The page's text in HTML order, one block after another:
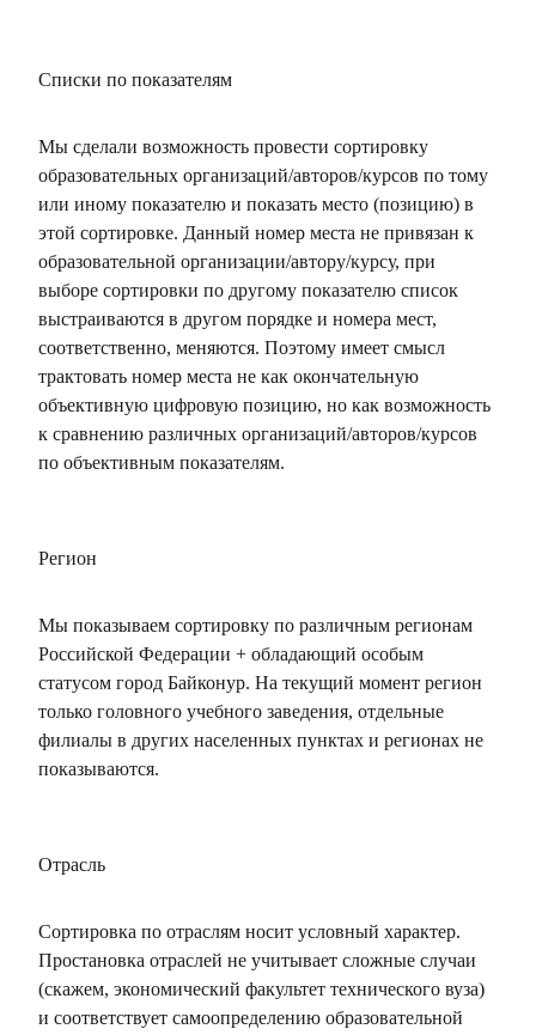
Списки по показателям
Мы сделали возможность провести сортировку
образовательных организаций/авторов/курсов по тому
или иному показателю и показать место (позицию) в
этой сортировке. Данный номер места не привязан к
образовательной организации/автору/курсу, при
выборе сортировки по другому показателю список
выстраиваются в другом порядке и номера мест,
соответственно, меняются. Поэтому имеет смысл
трактовать номер места не как окончательную
объективную цифровую позицию, но как возможность
к сравнению различных организаций/авторов/курсов
по объективным показателям.
Регион
Мы показываем сортировку по различным регионам
Российской Федерации + обладающий особым
статусом город Байконур. На текущий момент регион
только головного учебного заведения, отдельные
филиалы в других населенных пунктах и регионах не
показываются.
Отрасль
Сортировка по отраслям носит условный характер.
Простановка отраслей не учитывает сложные случаи
(скажем, экономический факультет технического вуза)
и соответствует самоопределению образовательной